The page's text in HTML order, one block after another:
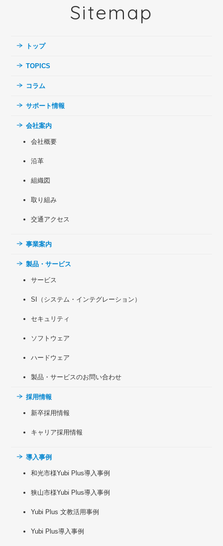
Sitemap
トップ
TOPICS
コラム
サポート情報
会社案内
会社概要
沿革
組織図
取り組み
交通アクセス
事業案内
製品・サービス
サービス
SI（システム・インテグレーション）
セキュリティ
ソフトウェア
ハードウェア
製品・サービスのお問い合わせ
採用情報
新卒採用情報
キャリア採用情報
導入事例
和光市様Yubi Plus導入事例
狭山市様Yubi Plus導入事例
Yubi Plus 文教活用事例
Yubi Plus導入事例